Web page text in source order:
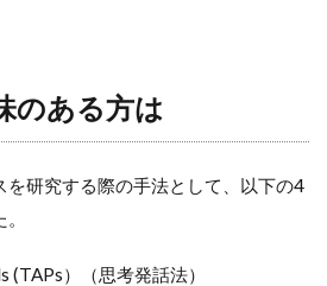
のある方は
を研究する際の手法として、以下の4
）（思考発話法）